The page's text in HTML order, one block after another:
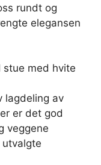
rundt og
elegansen
lagdeling av
er det god
veggene
utvalgte